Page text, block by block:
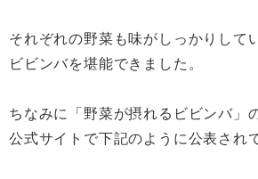
それぞれの野菜も味がしっかりして
ビビンバを堪能できました。
ちなみに「野菜が摂れるビビンバ」
公式サイトで下記のように公表され